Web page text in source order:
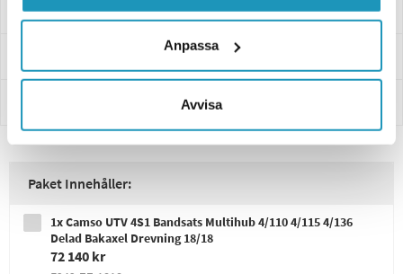
Anpassa
Avvisa
Frågor och svar
Leverans- & Returinformation
Paket Innehåller:
1x Camso UTV 4S1 Bandsats Multihub 4/110 4/115 4/136
Delad Bakaxel Drevning 18/18
72 140 kr